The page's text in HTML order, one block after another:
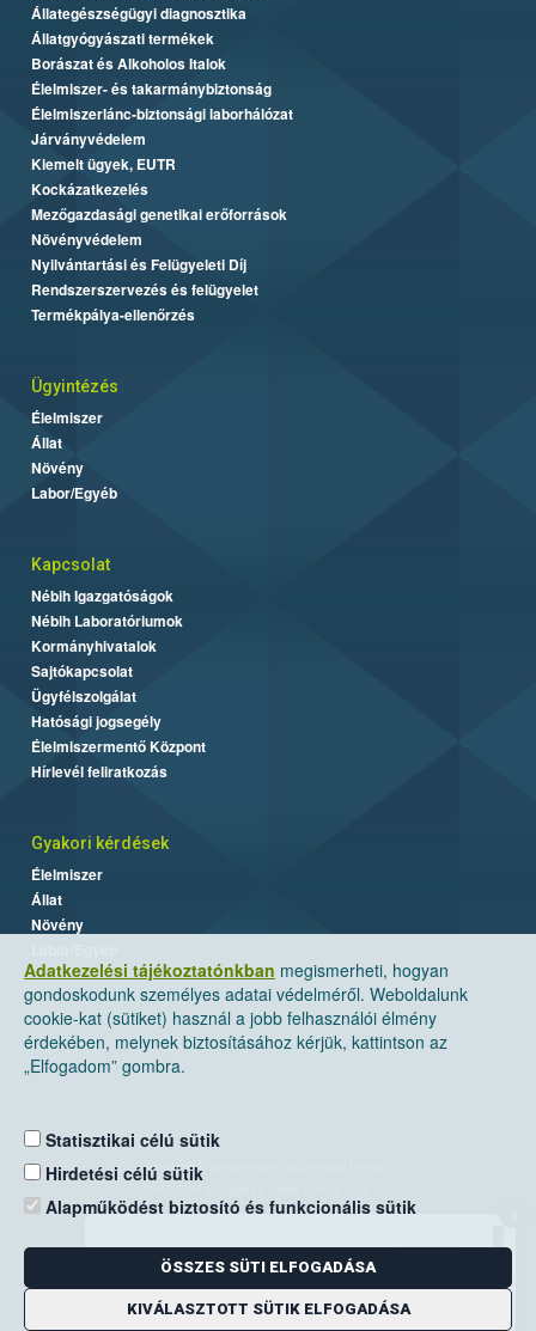
Adatkezelési tájékoztatónkban megismerheti, hogyan
gondoskodunk személyes adatai védelméről. Weboldalunk
cookie-kat (sütiket) használ a jobb felhasználói élmény
érdekében, melynek biztosításához kérjük, kattintson az
„Elfogadom” gombra.
Statisztikai célú sütik
Hirdetési célú sütik
Alapműködést biztosító és funkcionális sütik
ÖSSZES SÜTI ELFOGADÁSA
KIVÁLASZTOTT SÜTIK ELFOGADÁSA
Állategészségügyi diagnosztika
Állatgyógyászati termékek
Borászat és Alkoholos Italok
Élelmiszer- és takarmánybiztonság
Élelmiszerlánc-biztonsági laborhálózat
Járványvédelem
Kiemelt ügyek, EUTR
Kockázatkezelés
Mezőgazdasági genetikai erőforrások
Növényvédelem
Nyilvántartási és Felügyeleti Díj
Rendszerszervezés és felügyelet
Termékpálya-ellenőrzés
Ügyintézés
Élelmiszer
Állat
Növény
Labor/Egyéb
Kapcsolat
Nébih Igazgatóságok
Nébih Laboratóriumok
Kormányhivatalok
Sajtókapcsolat
Ügyfélszolgálat
Hatósági jogsegély
Élelmiszermentő Központ
Hírlevél feliratkozás
Gyakori kérdések
Élelmiszer
Állat
Növény
Nemzeti Élelmiszerlánc-biztonsági Hivatal
Levelezési cím: 1525 Budapest. Pf. 30.
E-mail:ugyfelszolgalat@nebih.gov.hu
Zöld szám: 06-80/263-244
Telefon: 06-1/ 336-9000